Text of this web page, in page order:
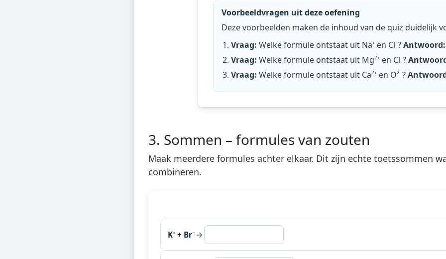
Voorbeeldvragen uit deze oefening
Deze voorbeelden maken de inhoud van de quiz duidelijk
Vraag: Welke formule ontstaat uit Na⁺ en Cl⁻?Antwoord:
Vraag: Welke formule ontstaat uit Mg²⁺ en Cl⁻?
Vraag: Welke formule ontstaat uit Ca²⁺ en O²⁻?
3. Sommen – formules van zouten
Maak meerdere formules achter elkaar. Dit zijn echte toetssommen
combineren.
K⁺ + Br⁻ →